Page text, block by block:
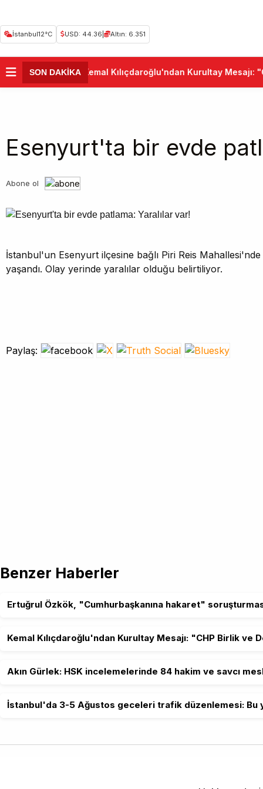
İstanbul12°C USD: 44.36 Altın: 6.351
SON DAKİKA
•Kemal Kılıçdaroğlu'ndan Kurultay Mesajı:
Esenyurt'ta bir evde
Abone ol
İstanbul'un Esenyurt ilçesine bağlı Piri Reis
yaşandı. Olay yerinde yaralılar olduğu belirtiliyor.
Paylaş:
Benzer Haberler
Ertuğrul Özkök, "Cumhurbaşkanına hakaret"
Kemal Kılıçdaroğlu'ndan Kurultay Mesajı: "CHP Birlik
Akın Gürlek: HSK incelemelerinde 84 hakim ve savcı
İstanbul'da 3-5 Ağustos geceleri trafik düzenlemesi: Bu